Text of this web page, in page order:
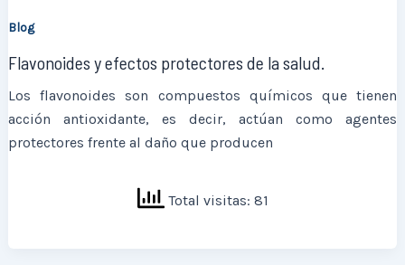
Blog
Flavonoides y efectos protectores de la salud.
Los flavonoides son compuestos químicos que tienen
acción antioxidante, es decir, actúan como agentes
protectores frente al daño que producen
Total visitas: 81